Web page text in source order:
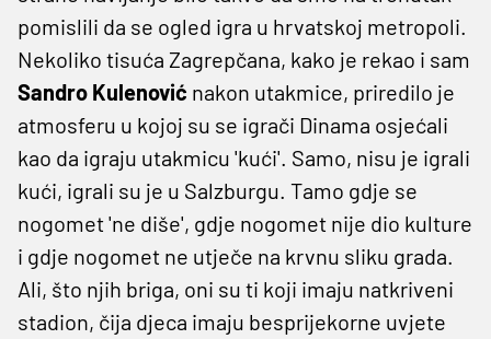
pomislili da se ogled igra u hrvatskoj metropoli.
Nekoliko tisuća Zagrepčana, kako je rekao i sam
Sandro Kulenović nakon utakmice, priredilo je
atmosferu u kojoj su se igrači Dinama osjećali
kao da igraju utakmicu 'kući'. Samo, nisu je igrali
kući, igrali su je u Salzburgu. Tamo gdje se
nogomet 'ne diše', gdje nogomet nije dio kulture
i gdje nogomet ne utječe na krvnu sliku grada.
Ali, što njih briga, oni su ti koji imaju natkriveni
stadion, čija djeca imaju besprijekorne uvjete